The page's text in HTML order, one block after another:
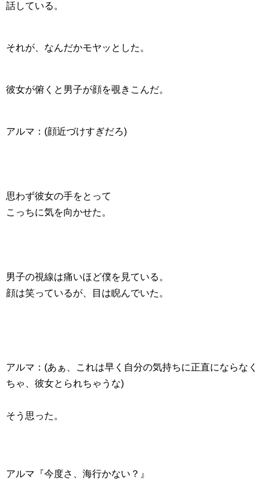
話している。
それが、なんだかモヤッとした。
彼女が俯くと男子が顔を覗きこんだ。
アルマ：(顔近づけすぎだろ)
思わず彼女の手をとって
こっちに気を向かせた。
男子の視線は痛いほど僕を見ている。
顔は笑っているが、目は睨んでいた。
アルマ：(あぁ、これは早く自分の気持ちに正直にならなく
ちゃ、彼女とられちゃうな)
そう思った。
アルマ『今度さ、海行かない？』